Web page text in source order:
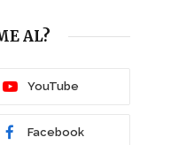
AL?
YouTube
Facebook